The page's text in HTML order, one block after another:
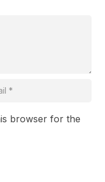
browser for the